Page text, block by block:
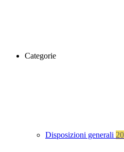
Categorie
Disposizioni generali